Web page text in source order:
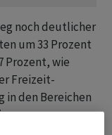
noch deutlicher
um 33 Prozent
Prozent, wie
Freizeit-
in den Bereichen